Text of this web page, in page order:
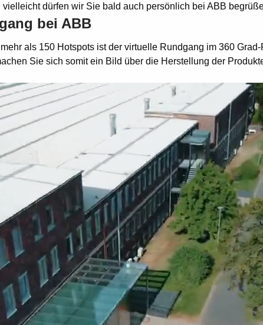
dürfen wir Sie bald auch persönlich bei ABB
bei ABB
als 150 Hotspots ist der virtuelle Rundgang im 360
Sie sich somit ein Bild über die Herstellung der